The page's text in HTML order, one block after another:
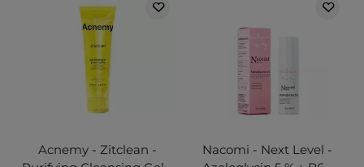
Acnemy - Zitclean -
Nacomi - Next Level -